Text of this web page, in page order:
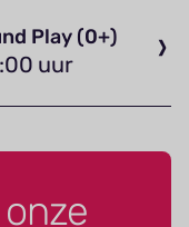
Play (0+)
uur